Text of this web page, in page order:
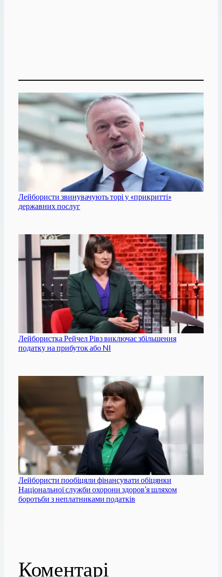
Лейбористи звинувачують торі у «прикритті»
державних послуг
Лейбористка Рейчел Рівз виключає збільшення
податку на прибуток або NI
Лейбористи пообіцяли фінансувати обіцянки
Національної служби охорони здоров’я шляхом
боротьби з неплатниками податків
Коментарі